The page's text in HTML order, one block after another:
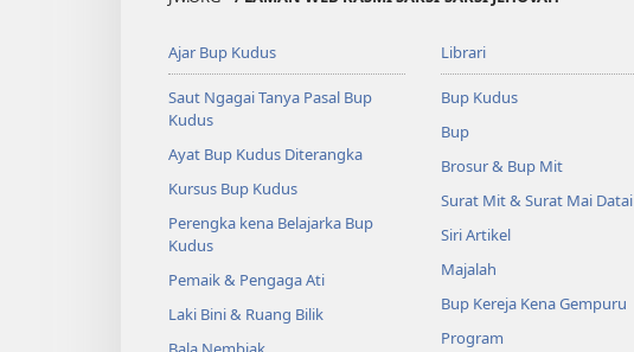
Ajar Bup Kudus
Saut Ngagai Tanya Pasal Bup
Kudus
Ayat Bup Kudus Diterangka
Kursus Bup Kudus
Perengka kena Belajarka Bup
Kudus
Pemaik & Pengaga Ati
Laki Bini & Ruang Bilik
Librari
Bup Kudus
Bup
Brosur & Bup Mit
Surat Mit & Surat Mai Datai
Siri Artikel
Majalah
Bup Kereja Kena Gempuru
Program